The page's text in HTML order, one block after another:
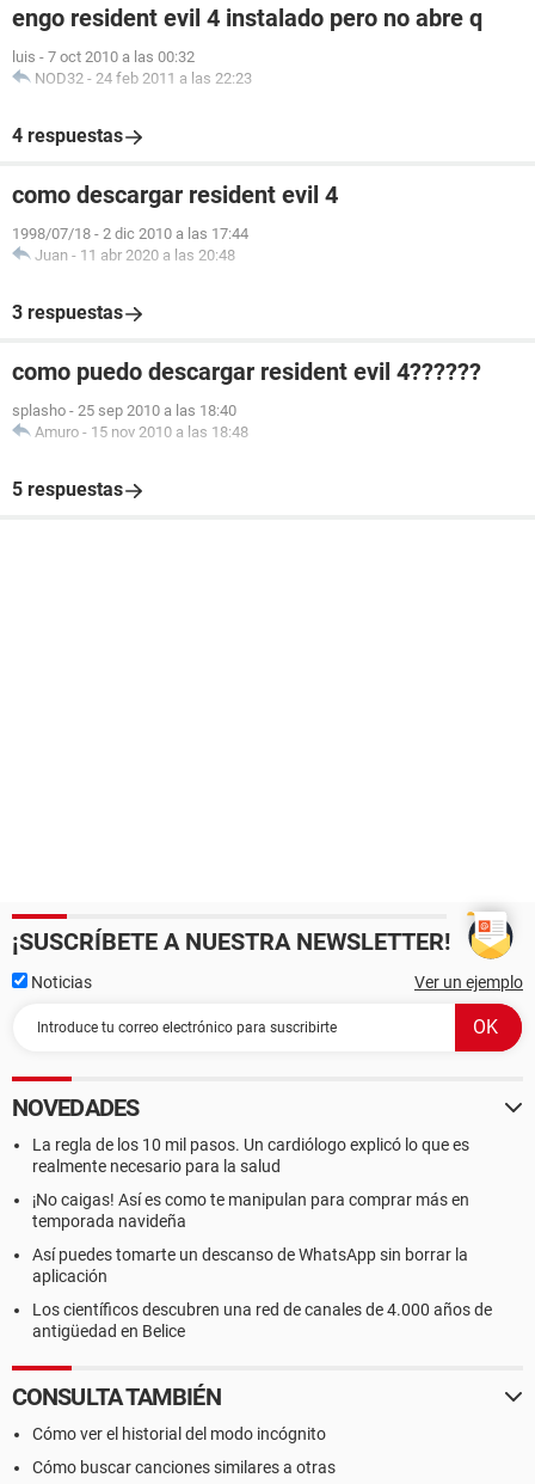
engo resident evil 4 instalado pero no abre q
luis - 7 oct 2010 a las 00:32
NOD32 - 24 feb 2011 a las 22:23
4 respuestas
como descargar resident evil 4
1998/07/18 - 2 dic 2010 a las 17:44
Juan - 11 abr 2020 a las 20:48
3 respuestas
como puedo descargar resident evil 4??????
splasho - 25 sep 2010 a las 18:40
Amuro - 15 nov 2010 a las 18:48
5 respuestas
¡SUSCRÍBETE A NUESTRA NEWSLETTER!
Noticias Ver un ejemplo
NOVEDADES
La regla de los 10 mil pasos. Un cardiólogo explicó lo que es
realmente necesario para la salud
¡No caigas! Así es como te manipulan para comprar más en
temporada navideña
Así puedes tomarte un descanso de WhatsApp sin borrar la
aplicación
Los científicos descubren una red de canales de 4.000 años de
antigüedad en Belice
CONSULTA TAMBIÉN
Cómo ver el historial del modo incógnito
Cómo buscar canciones similares a otras